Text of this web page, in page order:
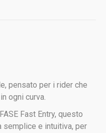
pensato per i rider che
ogni curva.
Fast Entry, questo
semplice e intuitiva, per